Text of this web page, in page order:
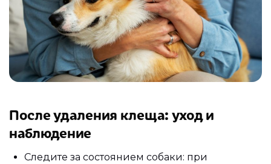
После удаления клеща: уход и
наблюдение
Следите за состоянием собаки: при